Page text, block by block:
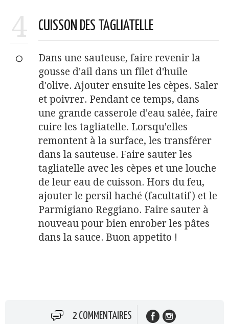
4 CUISSON DES TAGLIATELLE
Dans une sauteuse, faire revenir la
gousse d'ail dans un filet d'huile
d'olive. Ajouter ensuite les cèpes. Saler
et poivrer. Pendant ce temps, dans
une grande casserole d'eau salée, faire
cuire les tagliatelle. Lorsqu'elles
remontent à la surface, les transférer
dans la sauteuse. Faire sauter les
tagliatelle avec les cèpes et une louche
de leur eau de cuisson. Hors du feu,
ajouter le persil haché (facultatif) et le
Parmigiano Reggiano. Faire sauter à
nouveau pour bien enrober les pâtes
dans la sauce. Buon appetito !
2 COMMENTAIRES